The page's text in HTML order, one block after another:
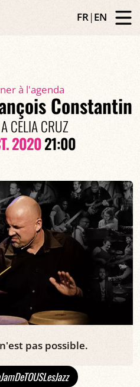
FR|EN
à l'agenda
Constantin
CELIA CRUZ
202021:00
pas possible.